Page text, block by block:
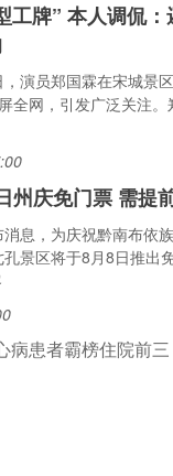
工牌” 本人调侃
演员郑国霖在宋城景
全网，引发广泛关注
州庆免门票 需提
息，为庆祝黔南布依
景区将于8月8日推出